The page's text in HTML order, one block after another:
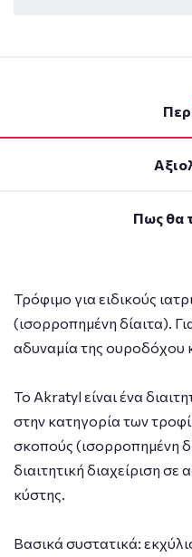
Πως θα
Τρόφιμο για ειδικούς
(ισορροπημένη δίαιτα).
αδυναμία της ουροδόχου
To Akratyl είναι ένα
στην κατηγορία των
σκοπούς (ισορροπημένη
διαιτητική διαχείριση
κύστης.
Βασικά συστατικά: